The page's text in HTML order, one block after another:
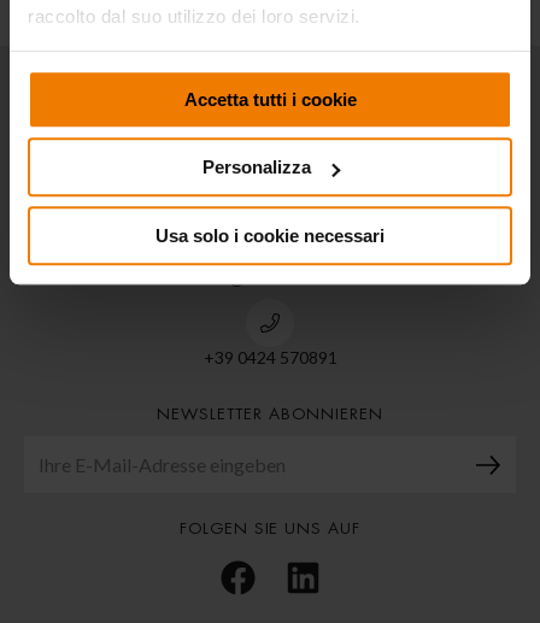
raccolto dal suo utilizzo dei loro servizi.
Accetta tutti i cookie
Personalizza
Usa solo i cookie necessari
Via Marangoni 33,
36022 S. Zeno di Cassola (Vi) ITALIA
+39 0424 570891
NEWSLETTER ABONNIEREN
FOLGEN SIE UNS AUF